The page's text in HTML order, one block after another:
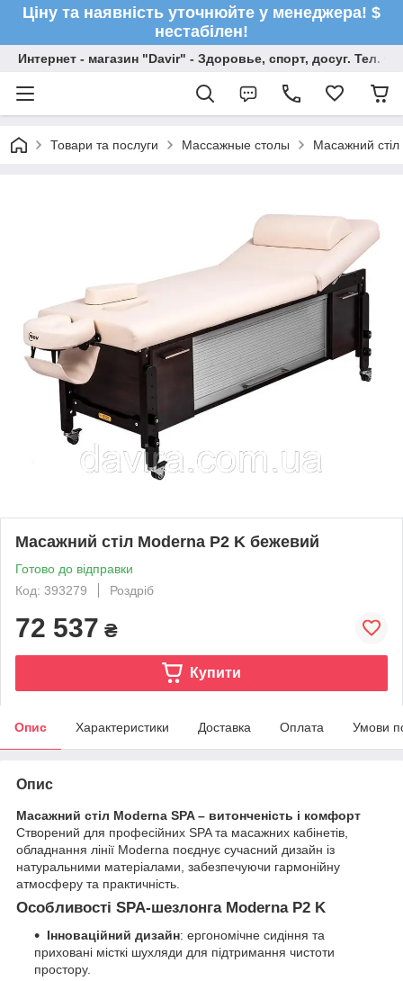
Ціну та наявність уточнюйте у менеджера! $
нестабілен!
Интернет - магазин "Davir" - Здоровье, спорт, досуг. Тел.
Товари та послуги Массажные столы Масажний
Масажний стіл Moderna P2 K бежевий
Готово до відправки
Код: 393279
Роздріб
72 537 ₴
Купити
Опис Характеристики Доставка Оплата Умови
Опис
Масажний стіл Moderna SPA – витонченість і комфорт
Створений для професійних SPA та масажних кабінетів,
обладнання лінії Moderna поєднує сучасний дизайн із
натуральними матеріалами, забезпечуючи гармонійну
атмосферу та практичність.
Особливості SPA-шезлонга Moderna P2 K
Інноваційний дизайн: ергономічне сидіння та
приховані місткі шухляди для підтримання чистоти
простору.